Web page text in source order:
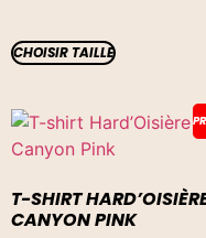
CHOISIR TAILLE
T-SHIRT
CANYON PINK